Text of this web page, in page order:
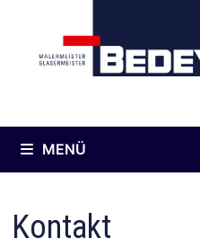
MENÜ
Kontakt